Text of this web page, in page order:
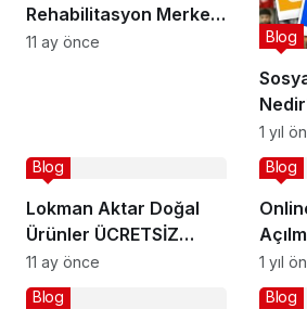
Rehabilitasyon Merkezi
Açmak
11 ay önce Blog
1 yıl
Lokman Aktar Doğal
Ürünler ÜCRETSİZ
Bayilik Veriyor
Blog
11 ay önce
yarar
Blog
1 yıl
Blog Blog